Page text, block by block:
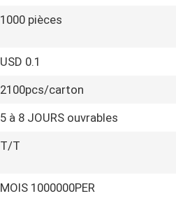
1000 pièces
USD 0.1
2100pcs/carton
5 à 8 JOURS ouvrables
T/T
MOIS 1000000PER